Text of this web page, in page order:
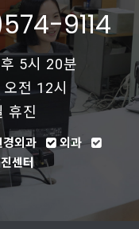
9114
5시 20분
전 12시
휴진
경외과
외과
센터